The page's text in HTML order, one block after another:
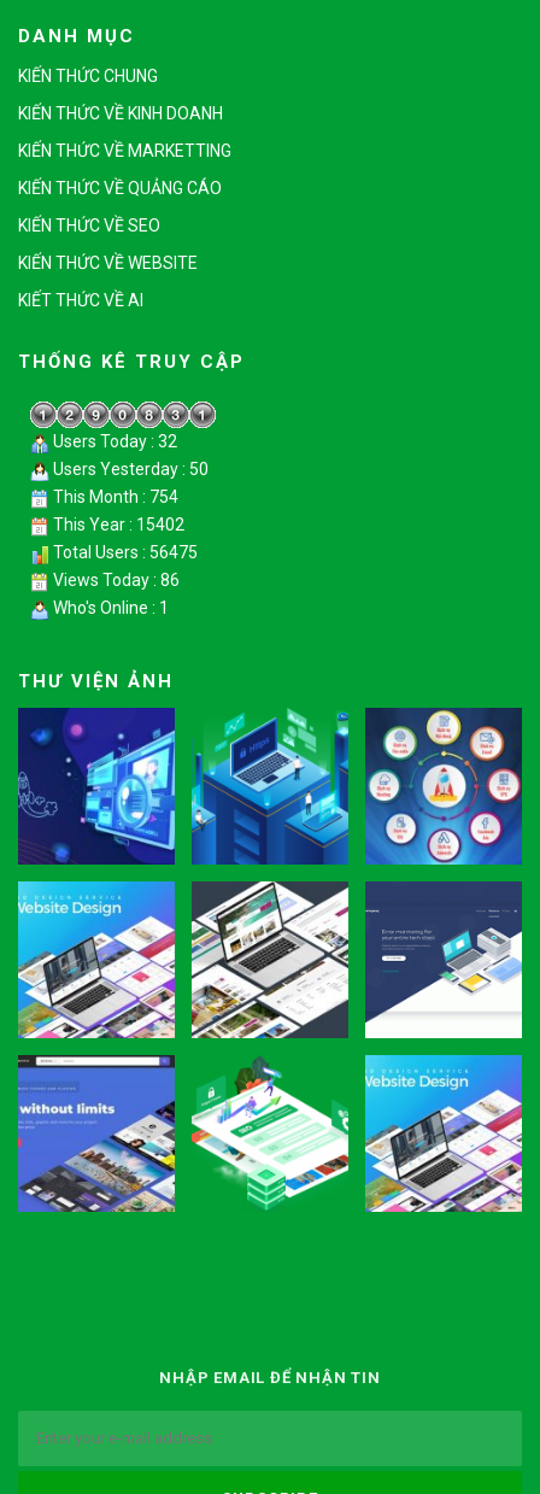
DANH MỤC
KIẾN THỨC CHUNG
KIẾN THỨC VỀ KINH DOANH
KIẾN THỨC VỀ MARKETTING
KIẾN THỨC VỀ QUẢNG CÁO
KIẾN THỨC VỀ SEO
KIẾN THỨC VỀ WEBSITE
KIẾT THỨC VỀ AI
THỐNG KÊ TRUY CẬP
Users Today : 32
Users Yesterday : 50
This Month : 754
This Year : 15402
Total Users : 56475
Views Today : 86
Who's Online : 1
THƯ VIỆN ẢNH
NHẬP EMAIL ĐỂ NHẬN TIN